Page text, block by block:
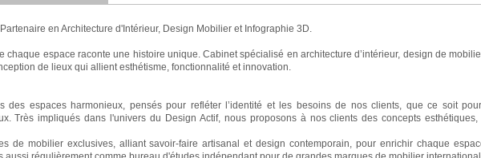
Partenaire en Architecture d'Intérieur, Design Mobilier et Infographie 3D.
chaque espace raconte une histoire unique. Cabinet spécialisé en architecture d’intérieur, design de
de lieux qui allient esthétisme, fonctionnalité et innovation.
des espaces harmonieux, pensés pour refléter l’identité et les besoins de nos clients, que ce soit
Très impliqués dans l'univers du Design Actif, nous proposons à nos clients des concepts esthétiques,
de mobilier exclusives, alliant savoir-faire artisanal et design contemporain, pour enrichir chaque